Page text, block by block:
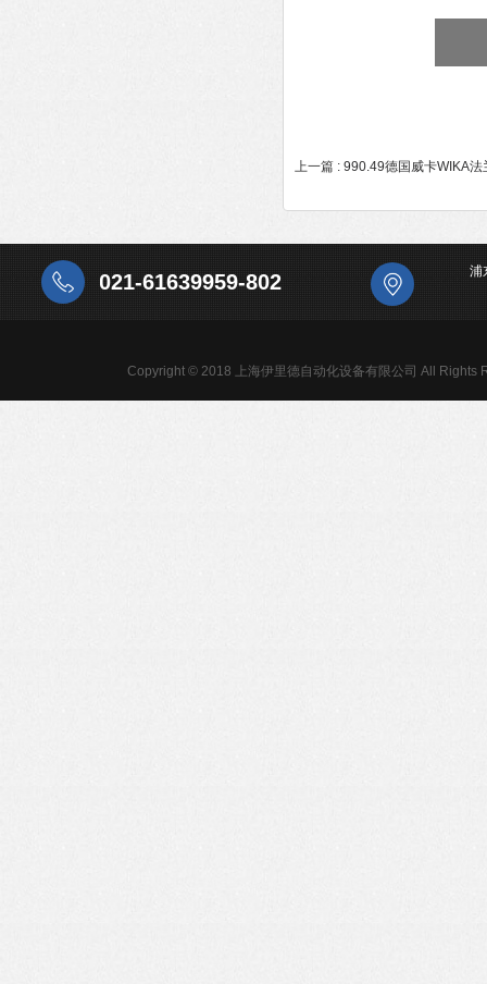
上一篇 : 990.49德国威卡WIKA法
021-61639959-802 浦
Copyright © 2018 上海伊里德自动化设备有限公司 All Rights